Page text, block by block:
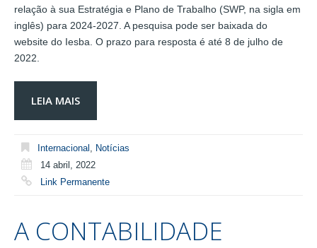
relação à sua Estratégia e Plano de Trabalho (SWP, na sigla em
inglês) para 2024-2027. A pesquisa pode ser baixada do
website do Iesba. O prazo para resposta é até 8 de julho de
2022.
LEIA MAIS
Internacional , Notícias
14 abril, 2022
Link Permanente
A CONTABILIDADE